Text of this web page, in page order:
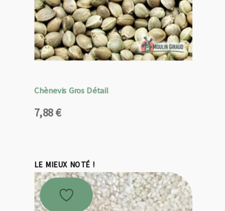
Chènevis Gros Détail
7,88€
LE MIEUX NOTÉ !